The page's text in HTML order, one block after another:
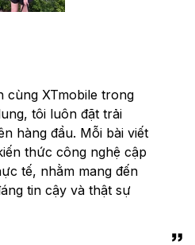
cùng XTmobile trong
tôi luôn đặt trải
hàng đầu. Mỗi bài viết
thức công nghệ cập
tế, nhằm mang đến
tin cậy và thật sự